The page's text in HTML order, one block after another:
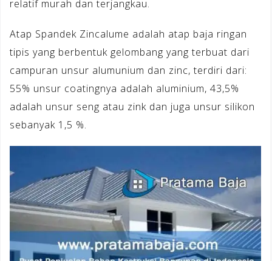
relatif murah dan terjangkau.
Atap Spandek Zincalume adalah atap baja ringan
tipis yang berbentuk gelombang yang terbuat dari
campuran unsur alumunium dan zinc, terdiri dari:
55% unsur coatingnya adalah aluminium, 43,5%
adalah unsur seng atau zink dan juga unsur silikon
sebanyak 1,5 %.